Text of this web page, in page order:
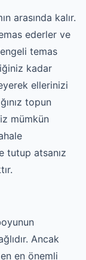
arasında kalır.
ederler ve
temas
kadar
ellerinizi
topun
mümkün
tutup atsanız
Ancak
en önemli